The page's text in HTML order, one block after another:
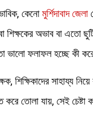
কেনো মুর্শিদাবাদ জেলা
শিক্ষকের অভাব বা এতো
ভালো ফলাফল হচ্ছে কী
শিক্ষিকাদের সাহায্য
করে তোলা যায়, সেই